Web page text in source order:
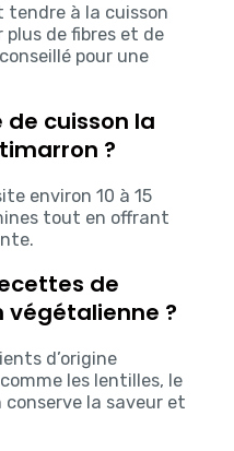
tendre à la cuisson
de fibres et de
pour une
cuisson la
?
environ 10 à 15
tout en offrant
de
végétalienne ?
d’origine
les lentilles, le
la saveur et